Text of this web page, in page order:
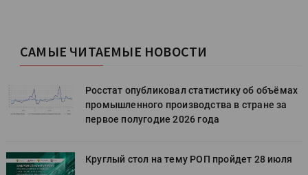
САМЫЕ ЧИТАЕМЫЕ НОВОСТИ
Росстат опубликовал статистику об объёмах
промышленного производства в стране за
первое полугодие 2026 года
Круглый стол на тему РОП пройдет 28 июля